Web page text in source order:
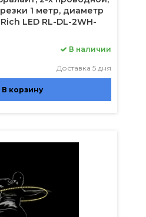
1 метр, диаметр
LED RL-DL-2WH-
В наличии
Доставка 5 дня
В корзину